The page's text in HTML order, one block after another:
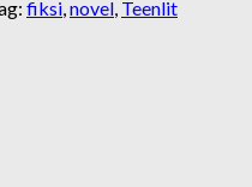
fiksi,novel, Teenlit